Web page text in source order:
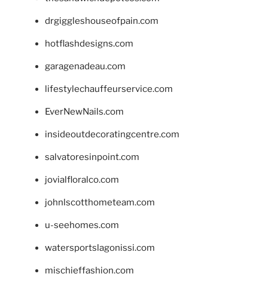
drgiggleshouseofpain.com
hotflashdesigns.com
garagenadeau.com
lifestylechauffeurservice.com
EverNewNails.com
insideoutdecoratingcentre.com
salvatoresinpoint.com
jovialfloralco.com
johnlscotthometeam.com
u-seehomes.com
watersportslagonissi.com
mischieffashion.com